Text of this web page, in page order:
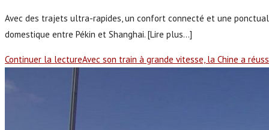
Avec des trajets ultra-rapides, un confort connecté et une
domestique entre Pékin et Shanghai. [Lire plus...]
Continuer la lectureAvec son train à grande vitesse, la Chine a